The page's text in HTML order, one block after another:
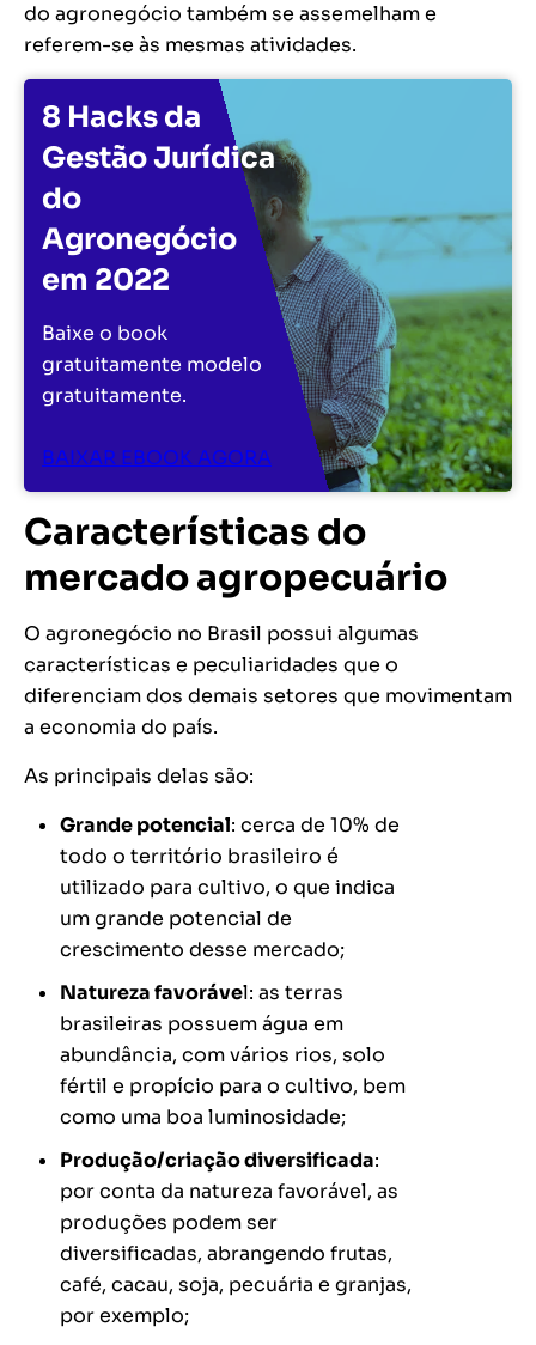
do agronegócio também se assemelham e
referem-se às mesmas atividades.
8 Hacks da
Gestão Jurídica
do
Agronegócio
em 2022
Baixe o book
gratuitamente modelo
gratuitamente.
BAIXAR EBOOK AGORA
Características do
mercado agropecuário
O agronegócio no Brasil possui algumas
características e peculiaridades que o
diferenciam dos demais setores que movimentam
a economia do país.
As principais delas são:
Grande potencial: cerca de 10% de
todo o território brasileiro é
utilizado para cultivo, o que indica
um grande potencial de
crescimento desse mercado;
Natureza favorável: as terras
brasileiras possuem água em
abundância, com vários rios, solo
fértil e propício para o cultivo, bem
como uma boa luminosidade;
Produção/criação diversificada:
por conta da natureza favorável, as
produções podem ser
diversificadas, abrangendo frutas,
café, cacau, soja, pecuária e granjas,
por exemplo;